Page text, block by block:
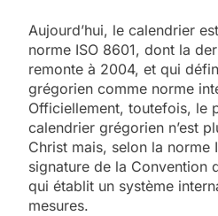
Aujourd’hui, le calendrier
norme ISO 8601, dont la
remonte à 2004, et qui
grégorien comme norme
Officiellement, toutefois, le
calendrier grégorien n’est
Christ mais, selon la norme
signature de la Convention
qui établit un système
mesures.